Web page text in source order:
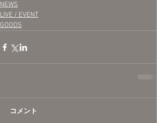
NEWS
LIVE / EVENT
GOODS
コメント